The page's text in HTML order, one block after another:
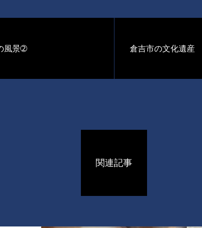
風景➁ 倉吉市の文化遺産
関連記事